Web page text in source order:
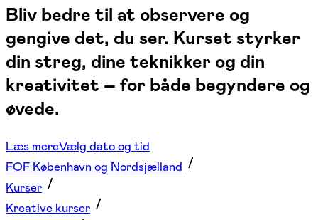
Bliv bedre til at observere og
gengive det, du ser. Kurset styrker
din streg, dine teknikker og din
kreativitet – for både begyndere og
øvede.
Læs mereVælg dato og tid
FOF København og Nordsjælland
Kurser
Kreative kurser